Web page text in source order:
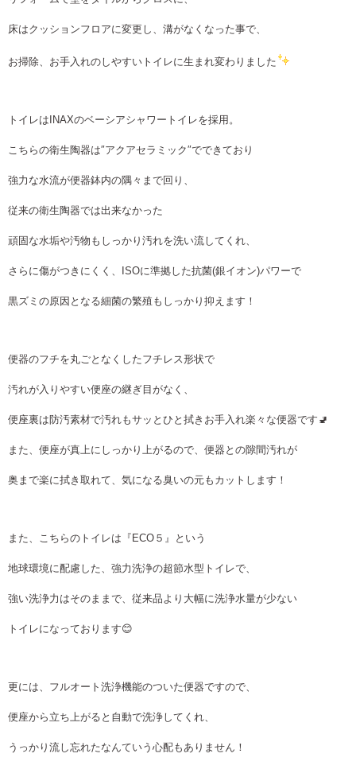
床はクッションフロアに変更し、溝がなくなった事で、
お掃除、お手入れのしやすいトイレに生まれ変わりました
トイレはINAXのベーシアシャワートイレを採用。
こちらの衛生陶器は″アクアセラミック″でできており
強力な水流が便器鉢内の隅々まで回り、
従来の衛生陶器では出来なかった
頑固な水垢や汚物もしっかり汚れを洗い流してくれ、
さらに傷がつきにくく、ISOに準拠した抗菌(銀イオン)パワーで
黒ズミの原因となる細菌の繁殖もしっかり抑えます！
便器のフチを丸ごとなくしたフチレス形状で
汚れが入りやすい便座の継ぎ目がなく、
便座裏は防汚素材で汚れもサッとひと拭きお手入れ楽々な便器です🚽
また、便座が真上にしっかり上がるので、便器との隙間汚れが
奥まで楽に拭き取れて、気になる臭いの元もカットします！
また、こちらのトイレは『ECO５』という
地球環境に配慮した、強力洗浄の超節水型トイレで、
強い洗浄力はそのままで、従来品より大幅に洗浄水量が少ない
トイレになっております😊
更には、フルオート洗浄機能のついた便器ですので、
便座から立ち上がると自動で洗浄してくれ、
うっかり流し忘れたなんていう心配もありません！